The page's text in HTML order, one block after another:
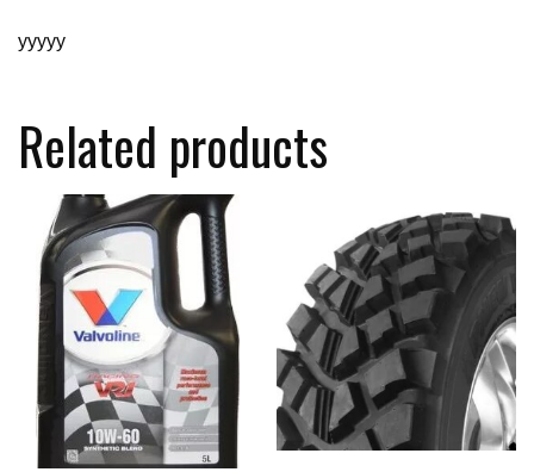
yyyyy
Related products